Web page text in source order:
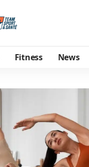
Fitness News